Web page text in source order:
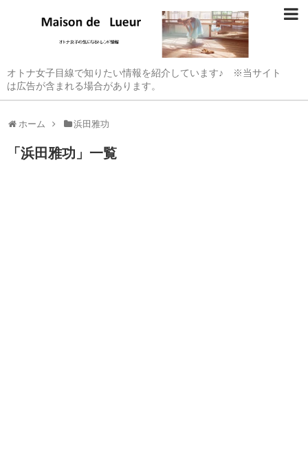
オトナ女子目線で知りたい情報を紹介しています♪ ※当サイト
は広告が含まれる場合があります。
ホーム 浜田雅功
「浜田雅功 」 一覧